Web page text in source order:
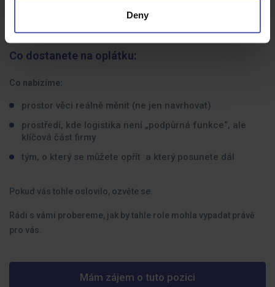
Deny
Co dostanete na oplátku:
Co nabízíme:
prostor věci reálně měnit (ne jen navrhovat)
prostředí, kde logistika není „podpůrná funkce“, ale
klíčová část firmy
tým, o který se můžete opřít a který posunete dál
Pokud vás tohle oslovilo, ozvěte se.
Rádi s vámi probereme, jak by tahle role mohla vypadat právě
pro vás.
Mám zájem o tuto pozici